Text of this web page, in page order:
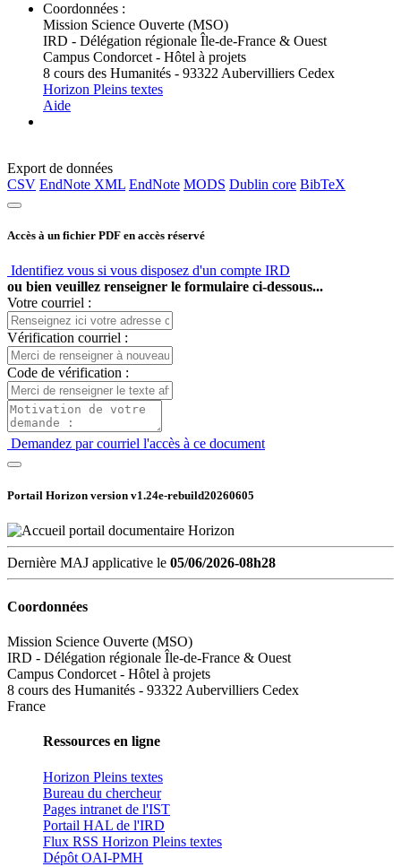
Coordonnées :
Mission Science Ouverte (MSO)
IRD - Délégation régionale Île-de-France & Ouest
Campus Condorcet - Hôtel à projets
8 cours des Humanités - 93322 Aubervilliers Cedex
Horizon Pleins textes
Aide
Export de données
CSV EndNote XML EndNote MODS Dublin core BibTeX
Accès à un fichier PDF en accès réservé
Identifiez vous si vous disposez d'un compte IRD
ou bien veuillez renseigner le formulaire ci-dessous...
Votre courriel :
Vérification courriel :
Code de vérification :
Demandez par courriel l'accès à ce document
Portail Horizon version v1.24e-rebuild20260605
Dernière MAJ applicative le 05/06/2026-08h28
Coordonnées
Mission Science Ouverte (MSO)
IRD - Délégation régionale Île-de-France & Ouest
Campus Condorcet - Hôtel à projets
8 cours des Humanités - 93322 Aubervilliers Cedex
France
Ressources en ligne
Horizon Pleins textes
Bureau du chercheur
Pages intranet de l'IST
Portail HAL de l'IRD
Flux RSS Horizon Pleins textes
Dépôt OAI-PMH